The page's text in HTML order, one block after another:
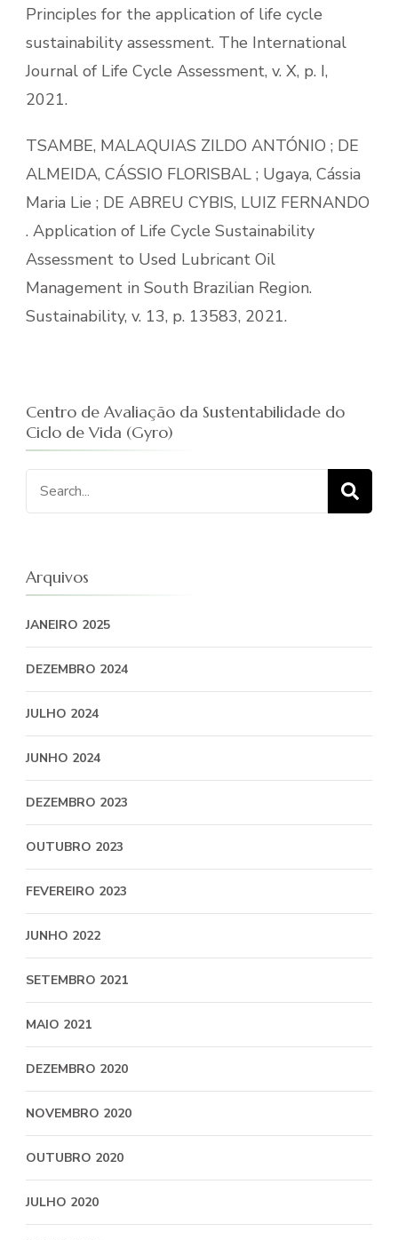
Principles for the application of life cycle
sustainability assessment. The International
Journal of Life Cycle Assessment, v. X, p. I,
2021.
TSAMBE, MALAQUIAS ZILDO ANTÓNIO ; DE
ALMEIDA, CÁSSIO FLORISBAL ; Ugaya, Cássia
Maria Lie ; DE ABREU CYBIS, LUIZ FERNANDO
. Application of Life Cycle Sustainability
Assessment to Used Lubricant Oil
Management in South Brazilian Region.
Sustainability, v. 13, p. 13583, 2021.
Centro de Avaliação da Sustentabilidade do
Ciclo de Vida (Gyro)
Procurar
por:
Arquivos
JANEIRO 2025
DEZEMBRO 2024
JULHO 2024
JUNHO 2024
DEZEMBRO 2023
OUTUBRO 2023
FEVEREIRO 2023
JUNHO 2022
SETEMBRO 2021
MAIO 2021
DEZEMBRO 2020
NOVEMBRO 2020
OUTUBRO 2020
JULHO 2020